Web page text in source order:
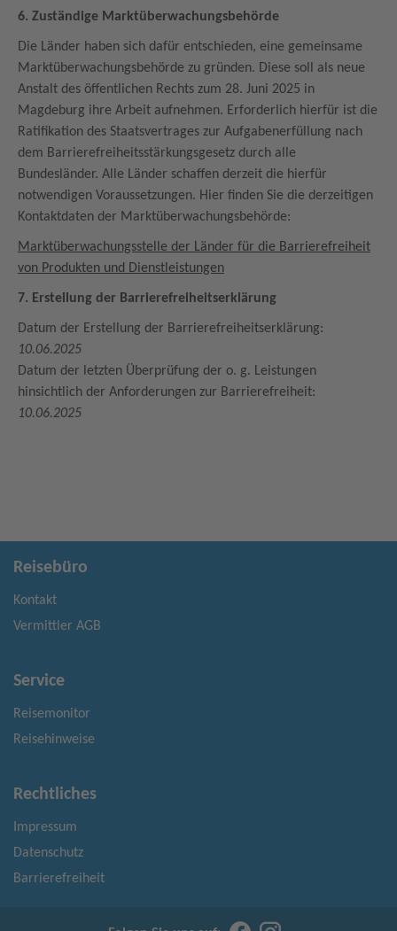
6. Zuständige Marktüberwachungsbehörde
Die Länder haben sich dafür entschieden, eine gemeinsame
Marktüberwachungsbehörde zu gründen. Diese soll als neue
Anstalt des öffentlichen Rechts zum 28. Juni 2025 in
Magdeburg ihre Arbeit aufnehmen. Erforderlich hierfür ist die
Ratifikation des Staatsvertrages zur Aufgabenerfüllung nach
dem Barrierefreiheitsstärkungsgesetz durch alle
Bundesländer. Alle Länder schaffen derzeit die hierfür
notwendigen Voraussetzungen. Hier finden Sie die derzeitigen
Kontaktdaten der Marktüberwachungsbehörde:
Marktüberwachungsstelle der Länder für die Barrierefreiheit
von Produkten und Dienstleistungen
7. Erstellung der Barrierefreiheitserklärung
Datum der Erstellung der Barrierefreiheitserklärung:
10.06.2025
Datum der letzten Überprüfung der o. g. Leistungen
hinsichtlich der Anforderungen zur Barrierefreiheit:
10.06.2025
Reisebüro
Kontakt
Vermittler AGB
Service
Reisemonitor
Reisehinweise
Rechtliches
Impressum
Datenschutz
Barrierefreiheit